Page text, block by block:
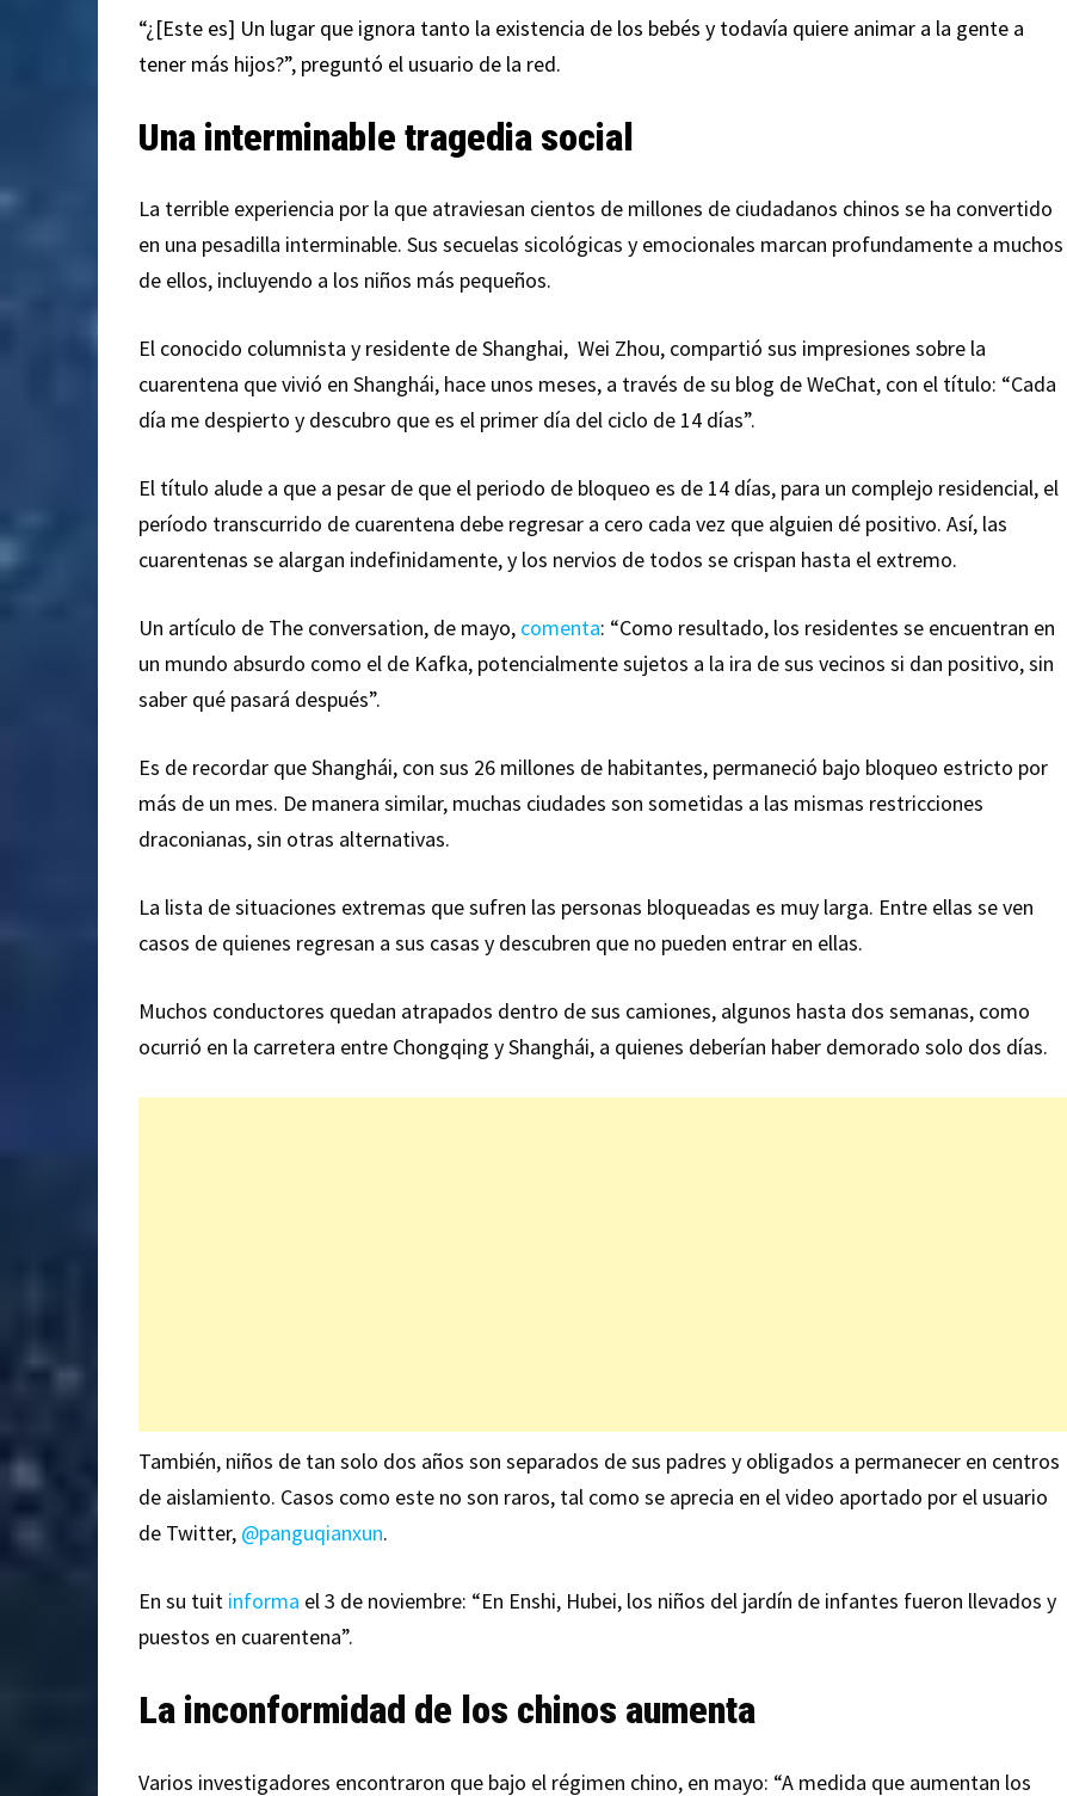
“¿[Este es] Un lugar que ignora tanto la existencia de los bebés y todavía quiere animar a la gente a
tener más hijos?”, preguntó el usuario de la red.
Una interminable tragedia social
La terrible experiencia por la que atraviesan cientos de millones de ciudadanos chinos se ha convertido
en una pesadilla interminable. Sus secuelas sicológicas y emocionales marcan profundamente a muchos
de ellos, incluyendo a los niños más pequeños.
El conocido columnista y residente de Shanghai, Wei Zhou, compartió sus impresiones sobre la
cuarentena que vivió en Shanghái, hace unos meses, a través de su blog de WeChat, con el título: “Cada
día me despierto y descubro que es el primer día del ciclo de 14 días”.
El título alude a que a pesar de que el periodo de bloqueo es de 14 días, para un complejo residencial, el
período transcurrido de cuarentena debe regresar a cero cada vez que alguien dé positivo. Así, las
cuarentenas se alargan indefinidamente, y los nervios de todos se crispan hasta el extremo.
Un artículo de The conversation, de mayo, comenta: “Como resultado, los residentes se encuentran en
un mundo absurdo como el de Kafka, potencialmente sujetos a la ira de sus vecinos si dan positivo, sin
saber qué pasará después”.
Es de recordar que Shanghái, con sus 26 millones de habitantes, permaneció bajo bloqueo estricto por
más de un mes. De manera similar, muchas ciudades son sometidas a las mismas restricciones
draconianas, sin otras alternativas.
La lista de situaciones extremas que sufren las personas bloqueadas es muy larga. Entre ellas se ven
casos de quienes regresan a sus casas y descubren que no pueden entrar en ellas.
Muchos conductores quedan atrapados dentro de sus camiones, algunos hasta dos semanas, como
ocurrió en la carretera entre Chongqing y Shanghái, a quienes deberían haber demorado solo dos días.
También, niños de tan solo dos años son separados de sus padres y obligados a permanecer en centros
de aislamiento. Casos como este no son raros, tal como se aprecia en el video aportado por el usuario
de Twitter, @panguqianxun.
En su tuit informa el 3 de noviembre: “En Enshi, Hubei, los niños del jardín de infantes fueron llevados y
puestos en cuarentena”.
La inconformidad de los chinos aumenta
Varios investigadores encontraron que bajo el régimen chino, en mayo: “A medida que aumentan los